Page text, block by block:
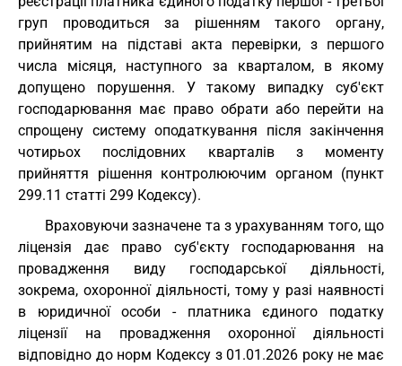
груп проводиться за рішенням такого органу,
прийнятим на підставі акта перевірки, з першого
числа місяця, наступного за кварталом, в якому
допущено порушення. У такому випадку суб'єкт
господарювання має право обрати або перейти на
спрощену систему оподаткування після закінчення
чотирьох послідовних кварталів з моменту
прийняття рішення контролюючим органом (пункт
299.11 статті 299 Кодексу).
Враховуючи зазначене та з урахуванням того, що
ліцензія дає право суб'єкту господарювання на
провадження виду господарської діяльності,
зокрема, охоронної діяльності, тому у разі наявності
в юридичної особи - платника єдиного податку
ліцензії на провадження охоронної діяльності
відповідно до норм Кодексу з 01.01.2026 року не має